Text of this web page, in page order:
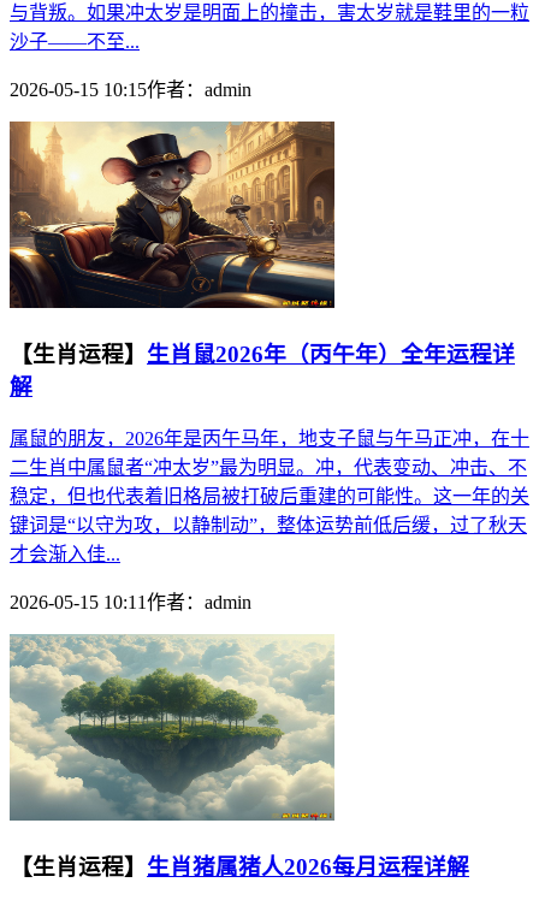
与背叛。如果冲太岁是明面上的撞击，害太岁就是鞋里的一粒
沙子——不至...
2026-05-15 10:15作者： admin
【生肖运程】 生肖鼠2026年（丙午年）全年运程详
解
属鼠的朋友，2026年是丙午马年，地支子鼠与午马正冲，在十
二生肖中属鼠者“冲太岁”最为明显。冲，代表变动、冲击、不
稳定，但也代表着旧格局被打破后重建的可能性。这一年的关
键词是“以守为攻，以静制动”，整体运势前低后缓，过了秋天
才会渐入佳...
2026-05-15 10:11作者： admin
【生肖运程】 生肖猪属猪人2026每月运程详解